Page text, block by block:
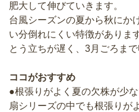
肥大して伸びていきます。
台風シーズンの夏から秋にか
い分倒れにくい特徴があります
とう立ちが遅く、3月ごろまで
ココがおすすめ
●根張りがよく夏の欠株が少な
扇シリーズの中でも根張りが